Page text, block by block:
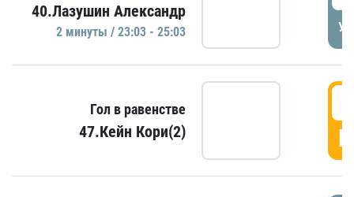
40.Лазушин Александр
2 минуты / 23:03 - 25:03
Гол в равенстве
47.Кейн Кори(2)